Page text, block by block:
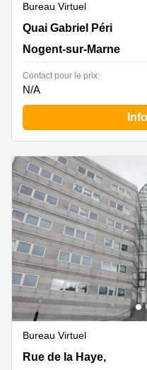
Bureau Virtuel
7 Quai Gabriel Péri,
Quai Gabriel Péri
Nogent-sur-Marne
Contact pour le prix:
N/A
Bureau Virtuel
1 Rue de la Haye, 5e
Rue de la Haye,